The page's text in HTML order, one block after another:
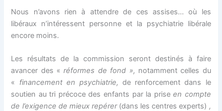
Nous n’avons rien à attendre de ces assises… où les
libéraux n’intéressent personne et la psychiatrie libérale
encore moins.
Les résultats de la commission seront destinés à faire
avancer des «réformes de fond », notamment celles du
« financement en psychiatrie, de renforcement dans le
soutien au tri précoce des enfants par la priseen compte
de l’exigence de mieux repérer (dans les centres experts) ,